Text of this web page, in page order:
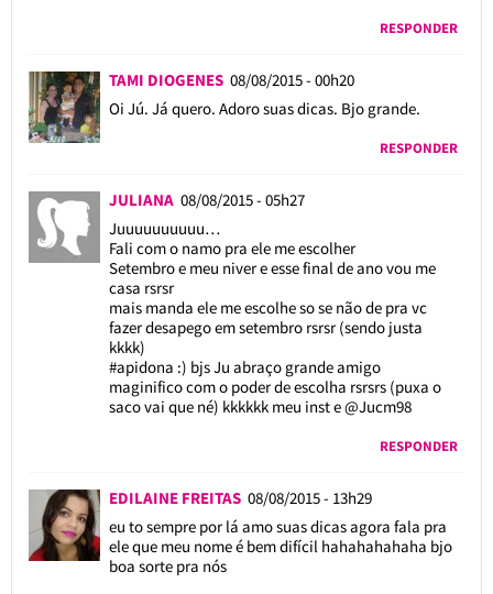
RESPONDER
TAMI DIOGENES 08/08/2015 - 00h20
Oi Jú. Já quero. Adoro suas dicas. Bjo grande.
RESPONDER
JULIANA 08/08/2015 - 05h27
Juuuuuuuuuu…
Fali com o namo pra ele me escolher
Setembro e meu niver e esse final de ano vou me
casa rsrsr
mais manda ele me escolhe so se não de pra vc
fazer desapego em setembro rsrsr (sendo justa
kkkk)
#apidona :) bjs Ju abraço grande amigo
maginifico com o poder de escolha rsrsrs (puxa o
saco vai que né) kkkkkk meu inst e @Jucm98
RESPONDER
EDILAINE FREITAS 08/08/2015 - 13h29
eu to sempre por lá amo suas dicas agora fala pra
ele que meu nome é bem difícil hahahahahaha bjo
boa sorte pra nós